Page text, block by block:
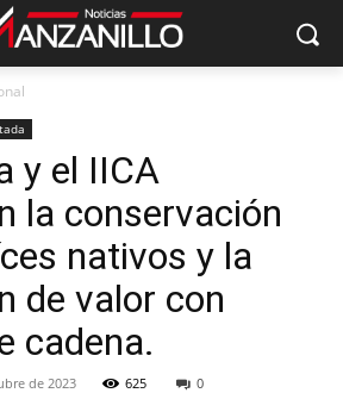
y el IICA
la conservación
nativos y la
de valor con
cadena.
de 2023 625 0